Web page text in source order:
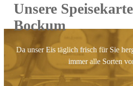
Unsere
Bockum
Da unser Eis täglich frisch für Sie
immer alle Sorten